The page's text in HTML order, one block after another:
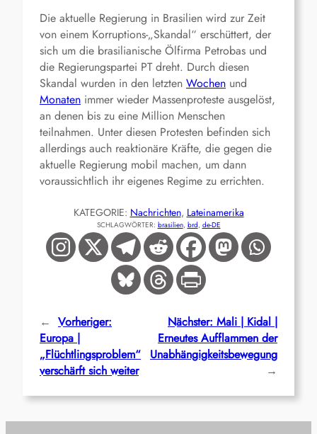
Die aktuelle Regierung in Brasilien wird zur Zeit
von einem Korruptions-„Skandal“ erschüttert, der
sich um die brasilianische Ölfirma Petrobas und
die Regierungspartei PT dreht. Durch diesen
Skandal wurden in den letzten Wochen und
Monaten immer wieder Massenproteste ausgelöst,
an denen bis zu eine Million Menschen
teilnahmen. Unter diesen Protesten befinden sich
allerdings auch reaktionäre Kräfte, die gegen die
aktuelle Regierung mobil machen, um dann
voraussichtlich ihr eigenes Regime zu errichten.
KATEGORIE: Nachrichten, Lateinamerika
SCHLAGWÖRTER: brasilien, brd, de-DE
← Vorheriger:
Europa |
„Flüchtlingsproblem“
verschärft sich weiter
Nächster: Mali | Kidal |
Erneutes Aufflammen der
Unabhängigkeitsbewegung
→